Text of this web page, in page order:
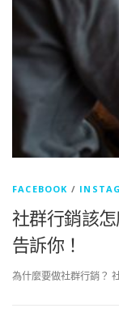
FACEBOOK /
社群行銷該
告訴你！
為什麼要做社群行銷？